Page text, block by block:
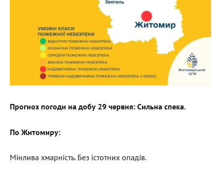
Прогноз погоди на добу 29 червня: Сильна спека.
По Житомиру:
Мінлива хмарність. Без істотних опадів.